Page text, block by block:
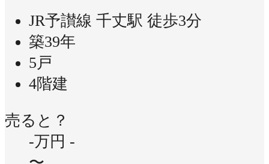
JR予讃線 千丈駅 徒歩3分
築39年
5戸
4階建
売ると？
-万円 -